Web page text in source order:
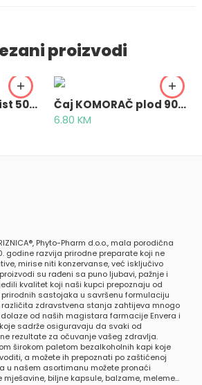
proizvodi
Čaj BIJELA IMELA list 50g – Visci albi folium Čaj KOMORAČ plod 90g – Foeniculi fructus
6.80 KM
Phyto-Pharm d.o.o., mala porodična
godine razvija prirodne preparate koji ne
mirise niti konzervanse, već isključivo
su rađeni sa puno ljubavi, pažnje i
kvalitet koji naši kupci prepoznaju od
sastojaka u savršenu formulaciju
zdravstvena stanja zahtijeva mnogo
od naših magistara farmacije Envera i
sadrže osiguravaju da svaki od
rezultate za očuvanje vašeg zdravlja.
širokom paletom bezalkoholnih kapi koje
a možete ih prepoznati po zaštićenoj
u našem asortimanu možete pronaći
biljne kapsule, balzame, meleme…